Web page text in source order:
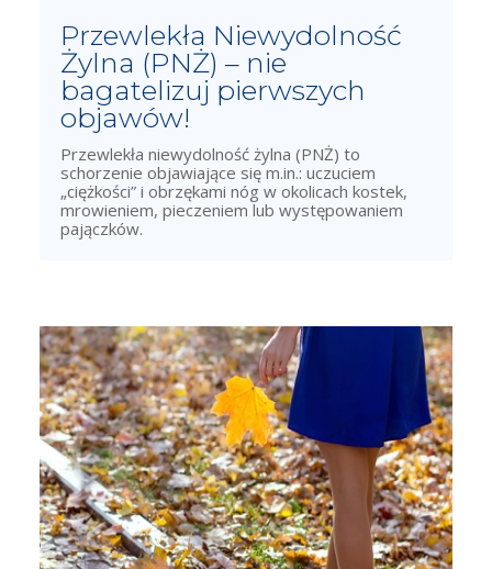
Przewlekła Niewydolność
Żylna (PNŻ) – nie
bagatelizuj pierwszych
objawów!
Przewlekła niewydolność żylna (PNŻ) to
schorzenie objawiające się m.in.: uczuciem
„ciężkości” i obrzękami nóg w okolicach kostek,
mrowieniem, pieczeniem lub występowaniem
pajączków.